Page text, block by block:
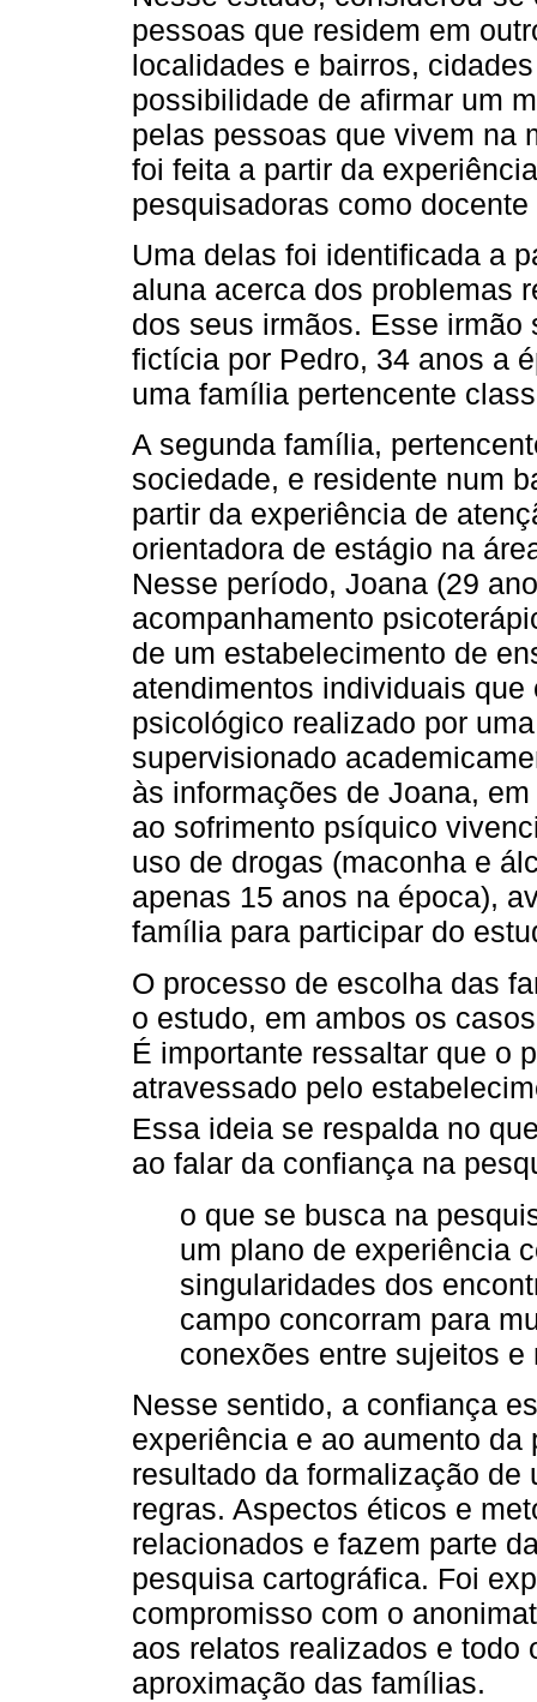
pessoas que residem em
localidades e bairros,
possibilidade de afirmar um
pelas pessoas que vivem na
foi feita a partir da
pesquisadoras como
Uma delas foi identificada a
aluna acerca dos problemas
dos seus irmãos. Esse
fictícia por Pedro, 34 anos a
uma família pertencente
A segunda família,
sociedade, e residente num
partir da experiência de
orientadora de estágio na
Nesse período, Joana (29
acompanhamento
de um estabelecimento de
atendimentos individuais
psicológico realizado por
supervisionado
às informações de Joana,
ao sofrimento psíquico
uso de drogas (maconha e
apenas 15 anos na época),
família para participar do
O processo de escolha das
o estudo, em ambos os
É importante ressaltar que o
atravessado pelo
Essa ideia se respalda no
ao falar da confiança na
o que se busca na
um plano de experiência
singularidades dos
campo concorram para
conexões entre sujeitos e
Nesse sentido, a confiança
experiência e ao aumento
resultado da formalização
regras. Aspectos éticos e
relacionados e fazem parte
pesquisa cartográfica. Foi
compromisso com o
aos relatos realizados e todo
aproximação das famílias.